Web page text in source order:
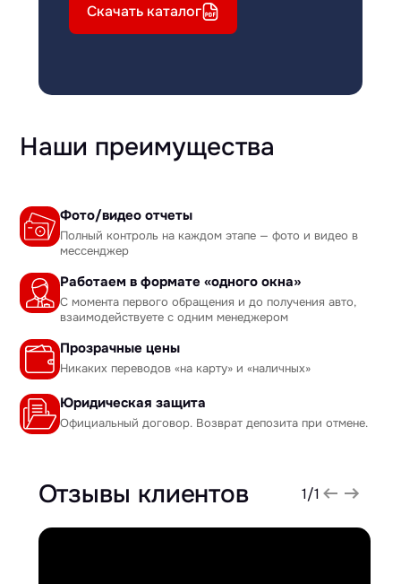
Скачать каталог
Наши преимущества
Фото/видео отчеты
Полный контроль на каждом этапе — фото и видео в
мессенджер
Работаем в формате «одного окна»
С момента первого обращения и до получения авто,
взаимодействуете с одним менеджером
Прозрачные цены
Никаких переводов «на карту» и «наличных»
Юридическая защита
Официальный договор. Возврат депозита при отмене.
Отзывы клиентов 1/1